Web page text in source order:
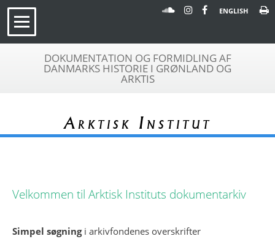
ENGLISH
DOKUMENTATION OG FORMIDLING AF
DANMARKS HISTORIE I GRØNLAND OG
ARKTIS
Arktisk Institut
Velkommen til Arktisk Instituts dokumentarkiv
Simpel søgningi arkivfondenes overskrifter